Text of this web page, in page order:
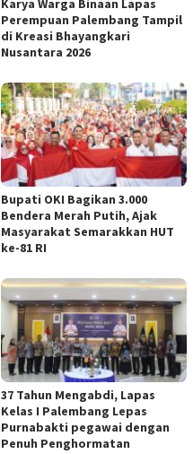
Karya Warga Binaan Lapas
Perempuan Palembang Tampil
di Kreasi Bhayangkari
Nusantara 2026
Bupati OKI Bagikan 3.000
Bendera Merah Putih, Ajak
Masyarakat Semarakkan HUT
ke-81 RI
37 Tahun Mengabdi, Lapas
Kelas I Palembang Lepas
Purnabakti pegawai dengan
Penuh Penghormatan